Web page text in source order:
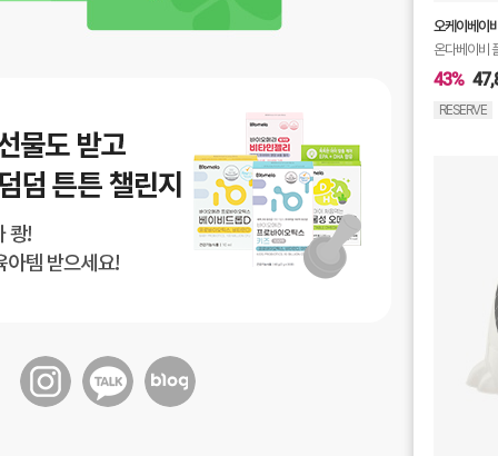
오케이베이
온다베이비
43%
RESERVE